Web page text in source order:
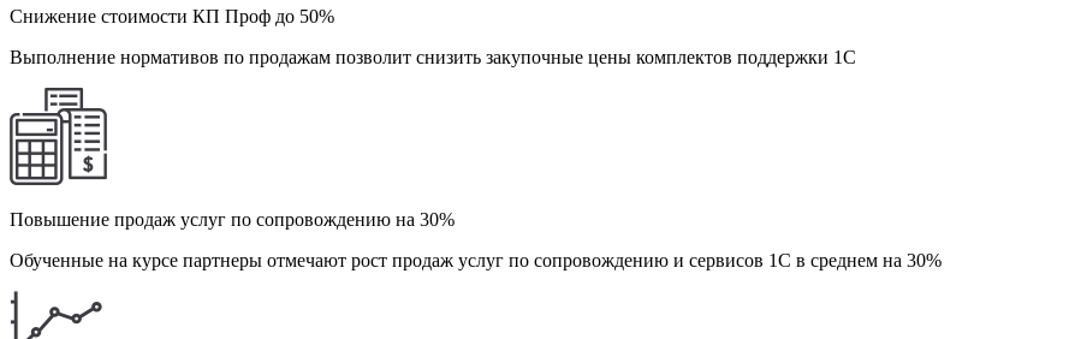
Снижение стоимости КП Проф до 50%
Выполнение нормативов по продажам позволит снизить закупочные цены комплектов поддержки 1С
Повышение продаж услуг по сопровождению на 30%
Обученные на курсе партнеры отмечают рост продаж услуг по сопровождению и сервисов 1С в среднем на 30%